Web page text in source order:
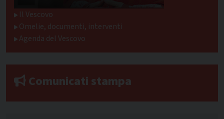
Il Vescovo
Omelie, documenti, interventi
Agenda del Vescovo
Comunicati stampa